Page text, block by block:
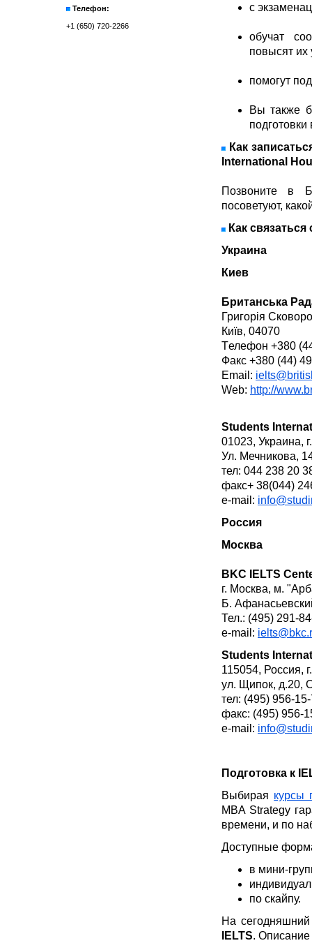
Телефон:
+1 (650) 720-2266
с
обучат
повысят их
помогут
Вы также
Как
International
Позвоните в
посоветуют,
Как
Украина
Киев
Британська
Григорія
Київ, 04070
Tелефон +380
Факс +380 (44)
Email:
Web: http://
Students
01023, Украина,
Ул. Мечникова,
тел: 044 238 20
факс+ 38(044)
e-mail:
Россия
Москва
BKC IELTS
г. Москва, м.
Б.
Тел.: (495) 291-
e-mail:
Students
115054, Россия,
ул. Щипок, д.20,
тел: (495) 956-
факс: (495) 956-
e-mail:
Подготовка к
Выбирая курсы
MBA Strategy
времени, и по
Доступные
в мини-
по скайпу.
На
IELTS.